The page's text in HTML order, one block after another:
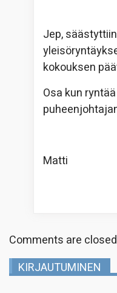
Jep,
kokouksen
Osa kun
Matti
Comments are
KIRJAUTUMINEN